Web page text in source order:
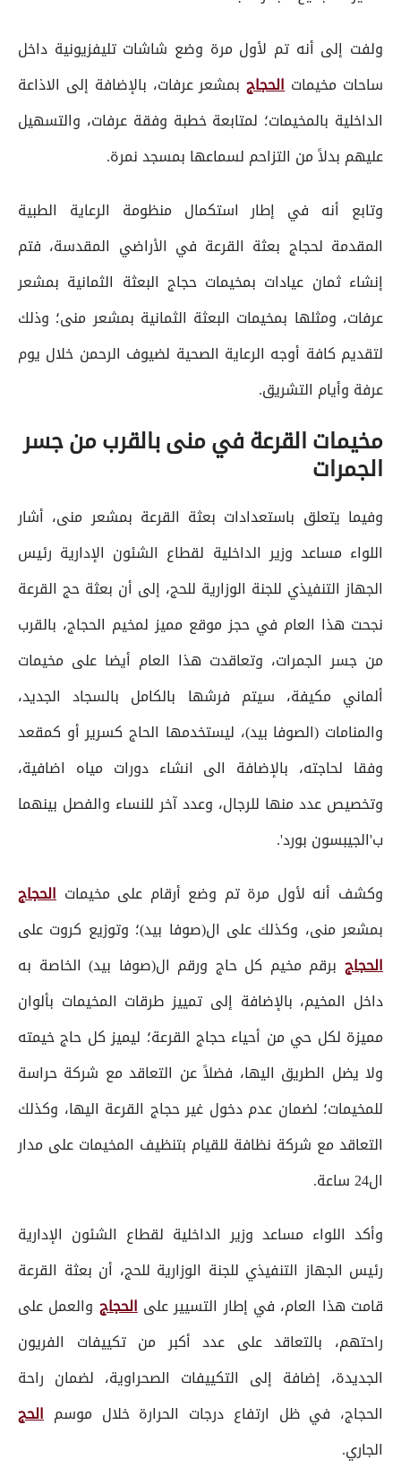
ولفت إلى أنه تم لأول مرة وضع شاشات تليفزيونية داخل
ساحات مخيماتالحجاجبمشعر عرفات، بالإضافة إلى الاذاعة
الداخلية بالمخيمات؛ لمتابعة خطبة وفقة عرفات، والتسهيل
عليهم بدلاً من التزاحم لسماعها بمسجد نمرة.
وتابع أنه في إطار استكمال منظومة الرعاية الطبية
المقدمة لحجاج بعثة القرعة في الأراضي المقدسة، فتم
إنشاء ثمان عيادات بمخيمات حجاج البعثة الثمانية بمشعر
عرفات، ومثلها بمخيمات البعثة الثمانية بمشعر منى؛ وذلك
لتقديم كافة أوجه الرعاية الصحية لضيوف الرحمن خلال يوم
عرفة وأيام التشريق.
مخيمات القرعة في منى بالقرب من جسر
الجمرات
وفيما يتعلق باستعدادات بعثة القرعة بمشعر منى، أشار
اللواء مساعد وزير الداخلية لقطاع الشئون الإدارية رئيس
الجهاز التنفيذي للجنة الوزارية للحج، إلى أن بعثة حج القرعة
نجحت هذا العام في حجز موقع مميز لمخيم الحجاج، بالقرب
من جسر الجمرات، وتعاقدت هذا العام أيضا على مخيمات
ألماني مكيفة، سيتم فرشها بالكامل بالسجاد الجديد،
والمنامات (الصوفا بيد)، ليستخدمها الحاج كسرير أو كمقعد
وفقا لحاجته، بالإضافة الى انشاء دورات مياه اضافية،
وتخصيص عدد منها للرجال، وعدد آخر للنساء والفصل بينهما
ب'الجيبسون بورد'.
وكشف أنه لأول مرة تم وضع أرقام على مخيمات الحجاج
بمشعر منى، وكذلك على ال(صوفا بيد)؛ وتوزيع كروت على
الحجاج برقم مخيم كل حاج ورقم ال(صوفا بيد) الخاصة به
داخل المخيم، بالإضافة إلى تمييز طرقات المخيمات بألوان
مميزة لكل حي من أحياء حجاج القرعة؛ ليميز كل حاج خيمته
ولا يضل الطريق اليها، فضلاً عن التعاقد مع شركة حراسة
للمخيمات؛ لضمان عدم دخول غير حجاج القرعة اليها، وكذلك
التعاقد مع شركة نظافة للقيام بتنظيف المخيمات على مدار
ال24 ساعة.
وأكد اللواء مساعد وزير الداخلية لقطاع الشئون الإدارية
رئيس الجهاز التنفيذي للجنة الوزارية للحج، أن بعثة القرعة
قامت هذا العام، في إطار التسيير علىالحجاج والعمل على
راحتهم، بالتعاقد على عدد أكبر من تكييفات الفريون
الجديدة، إضافة إلى التكييفات الصحراوية، لضمان راحة
الحجاج، في ظل ارتفاع درجات الحرارة خلال موسم الحج
الجاري.